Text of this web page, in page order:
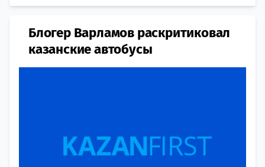
Блогер Варламов раскритиковал
казанские автобусы